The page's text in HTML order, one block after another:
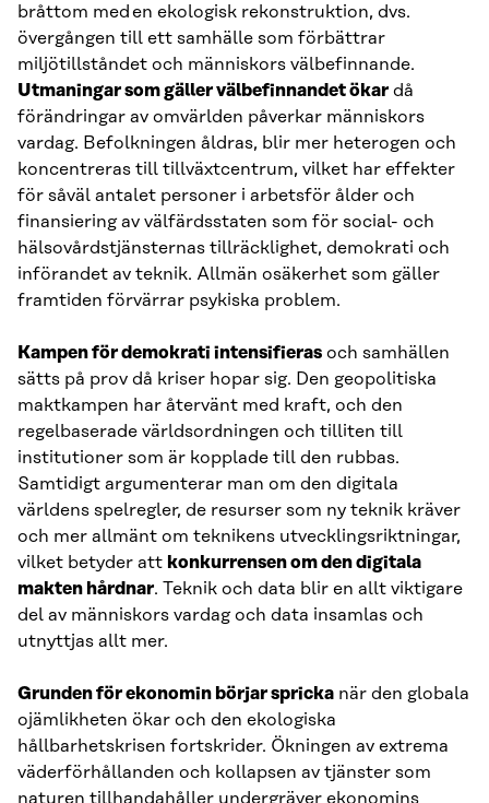
bråttom med en ekologisk rekonstruktion, dvs.
övergången till ett samhälle som förbättrar
miljötillståndet och människors välbefinnande.
Utmaningar som gäller välbefinnandet ökar då
förändringar av omvärlden påverkar människors
vardag. Befolkningen åldras, blir mer heterogen och
koncentreras till tillväxtcentrum, vilket har effekter
för såväl antalet personer i arbetsför ålder och
finansiering av välfärdsstaten som för social- och
hälsovårdstjänsternas tillräcklighet, demokrati och
införandet av teknik. Allmän osäkerhet som gäller
framtiden förvärrar psykiska problem.
Kampen för demokrati intensifieras och samhällen
sätts på prov då kriser hopar sig. Den geopolitiska
maktkampen har återvänt med kraft, och den
regelbaserade världsordningen och tilliten till
institutioner som är kopplade till den rubbas.
Samtidigt argumenterar man om den digitala
världens spelregler, de resurser som ny teknik kräver
och mer allmänt om teknikens utvecklingsriktningar,
vilket betyder att konkurrensen om den digitala
makten hårdnar. Teknik och data blir en allt viktigare
del av människors vardag och data insamlas och
utnyttjas allt mer.
Grunden för ekonomin börjar spricka när den globala
ojämlikheten ökar och den ekologiska
hållbarhetskrisen fortskrider. Ökningen av extrema
väderförhållanden och kollapsen av tjänster som
naturen tillhandahåller undergräver ekonomins